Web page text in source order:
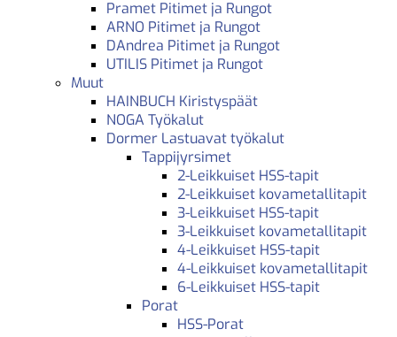
Pramet Pitimet ja Rungot
ARNO Pitimet ja Rungot
DAndrea Pitimet ja Rungot
UTILIS Pitimet ja Rungot
Muut
HAINBUCH Kiristyspäät
NOGA Työkalut
Dormer Lastuavat työkalut
Tappijyrsimet
2-Leikkuiset HSS-tapit
2-Leikkuiset kovametallitapit
3-Leikkuiset HSS-tapit
3-Leikkuiset kovametallitapit
4-Leikkuiset HSS-tapit
4-Leikkuiset kovametallitapit
6-Leikkuiset HSS-tapit
Porat
HSS-Porat